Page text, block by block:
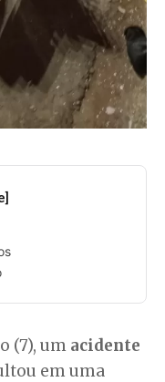
(7), um acidente
em uma